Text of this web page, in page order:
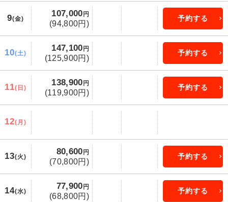
9(金)
107,000 円
(94,800円)
予約する
10(土)
147,100 円
(125,900円)
予約する
11(日)
138,900 円
(119,900円)
予約する
12(月)
13(火)
80,600 円
(70,800円)
予約する
14(水)
77,900 円
(68,800円)
予約する